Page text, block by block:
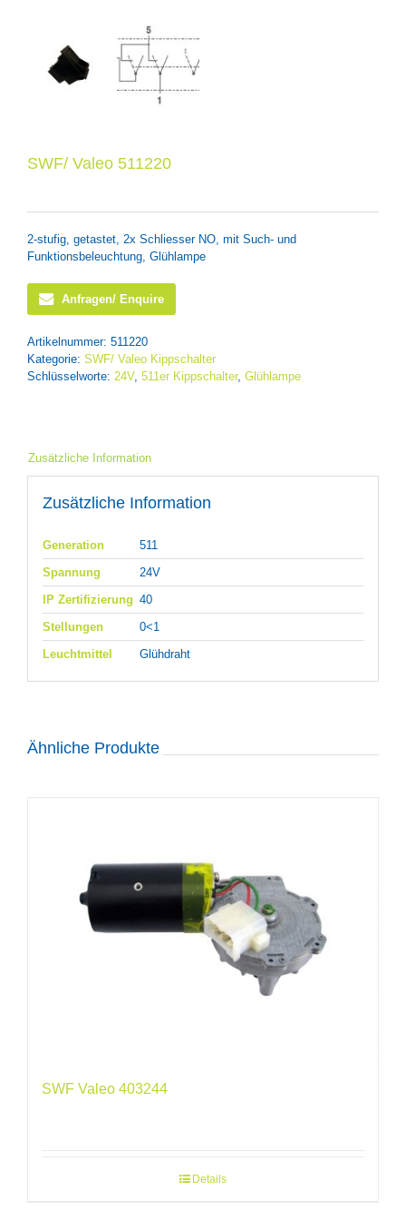
SWF/ Valeo 511220
2-stufig, getastet, 2x Schliesser NO, mit Such- und
Funktionsbeleuchtung, Glühlampe
Anfragen/ Enquire
Artikelnummer: 511220
Kategorie: SWF/ Valeo Kippschalter
Schlüsselworte: 24V, 511er Kippschalter, Glühlampe
Zusätzliche Information
Zusätzliche Information
Generation
511
Spannung
24V
IP Zertifizierung 40
Stellungen
0<1
Leuchtmittel
Glühdraht
Ähnliche Produkte
SWF Valeo 403244
Details